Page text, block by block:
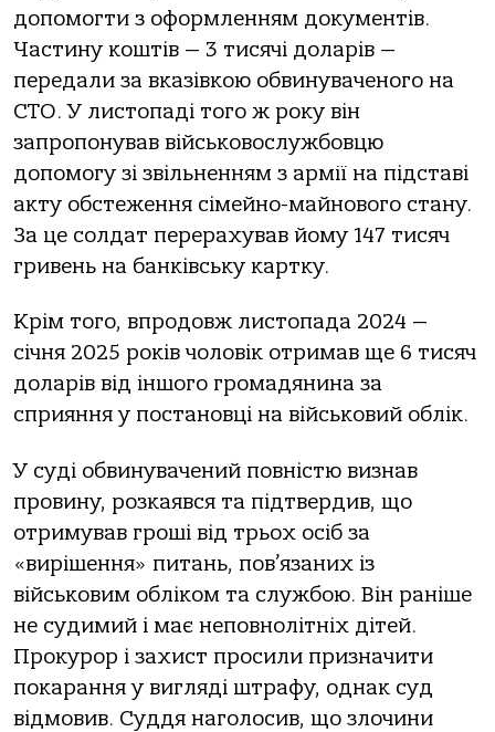
допомогти з оформленням документів.
Частину коштів — 3 тисячі доларів —
передали за вказівкою обвинуваченого на
СТО. У листопаді того ж року він
запропонував військовослужбовцю
допомогу зі звільненням з армії на підставі
акту обстеження сімейно-майнового стану.
За це солдат перерахував йому 147 тисяч
гривень на банківську картку.
Крім того, впродовж листопада 2024 —
січня 2025 років чоловік отримав ще 6 тисяч
доларів від іншого громадянина за
сприяння у постановці на військовий облік.
У суді обвинувачений повністю визнав
провину, розкаявся та підтвердив, що
отримував гроші від трьох осіб за
«вирішення» питань, пов’язаних із
військовим обліком та службою. Він раніше
не судимий і має неповнолітніх дітей.
Прокурор і захист просили призначити
покарання у вигляді штрафу, однак суд
відмовив. Суддя наголосив, що злочини